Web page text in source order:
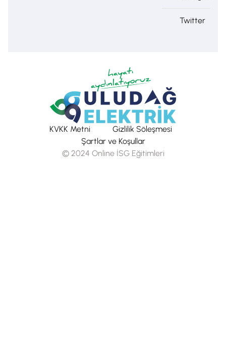
Twitter
KVKK Metni
Gizlilik Söleşmesi
Şartlar ve Koşullar
© 2024 Online İSG Eğitimleri